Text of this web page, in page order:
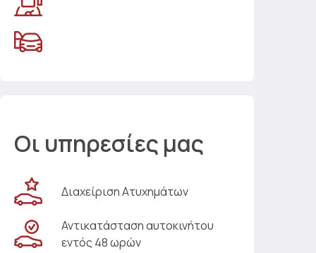
Οι υπηρεσίες μας
Διαχείριση Ατυχημάτων
Αντικατάσταση αυτοκινήτου
εντός 48 ωρών